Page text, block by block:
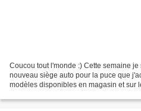
Coucou tout l'monde :) Cette semaine
nouveau siège auto pour la puce que
modèles disponibles en magasin et sur